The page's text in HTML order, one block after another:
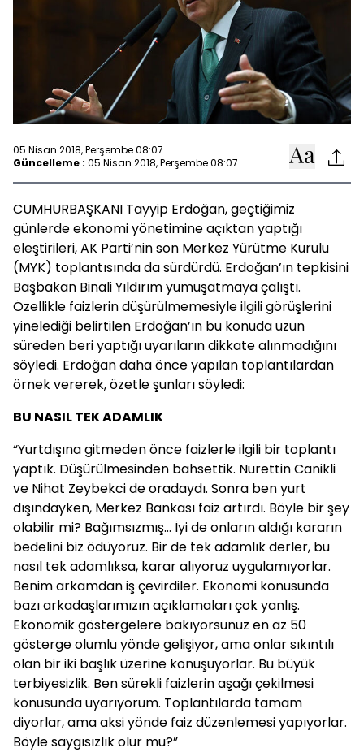
05 Nisan 2018, Perşembe 08:07
Güncelleme : 05 Nisan 2018, Perşembe 08:07
CUMHURBAŞKANI Tayyip Erdoğan, geçtiğimiz
günlerde ekonomi yönetimine açıktan yaptığı
eleştirileri, AK Parti’nin son Merkez Yürütme Kurulu
(MYK) toplantısında da sürdürdü. Erdoğan’ın tepkisini
Başbakan Binali Yıldırım yumuşatmaya çalıştı.
Özellikle faizlerin düşürülmemesiyle ilgili görüşlerini
yinelediği belirtilen Erdoğan’ın bu konuda uzun
süreden beri yaptığı uyarıların dikkate alınmadığını
söyledi. Erdoğan daha önce yapılan toplantılardan
örnek vererek, özetle şunları söyledi:
BU NASIL TEK ADAMLIK
“Yurtdışına gitmeden önce faizlerle ilgili bir toplantı
yaptık. Düşürülmesinden bahsettik. Nurettin Canikli
ve Nihat Zeybekci de oradaydı. Sonra ben yurt
dışındayken, Merkez Bankası faiz artırdı. Böyle bir şey
olabilir mi? Bağımsızmış... İyi de onların aldığı kararın
bedelini biz ödüyoruz. Bir de tek adamlık derler, bu
nasıl tek adamlıksa, karar alıyoruz uygulamıyorlar.
Benim arkamdan iş çevirdiler. Ekonomi konusunda
bazı arkadaşlarımızın açıklamaları çok yanlış.
Ekonomik göstergelere bakıyorsunuz en az 50
gösterge olumlu yönde gelişiyor, ama onlar sıkıntılı
olan bir iki başlık üzerine konuşuyorlar. Bu büyük
terbiyesizlik. Ben sürekli faizlerin aşağı çekilmesi
konusunda uyarıyorum. Toplantılarda tamam
diyorlar, ama aksi yönde faiz düzenlemesi yapıyorlar.
Böyle saygısızlık olur mu?”